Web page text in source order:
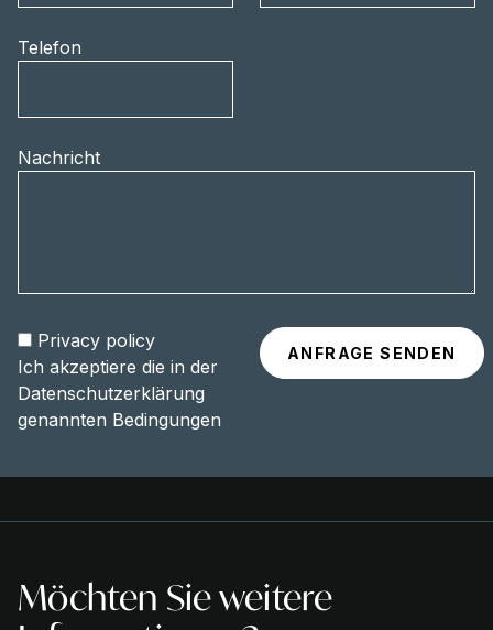
Telefon
Nachricht
Privacy policy
Ich akzeptiere die in der
Datenschutzerklärung
genannten Bedingungen
Möchten Sie weitere